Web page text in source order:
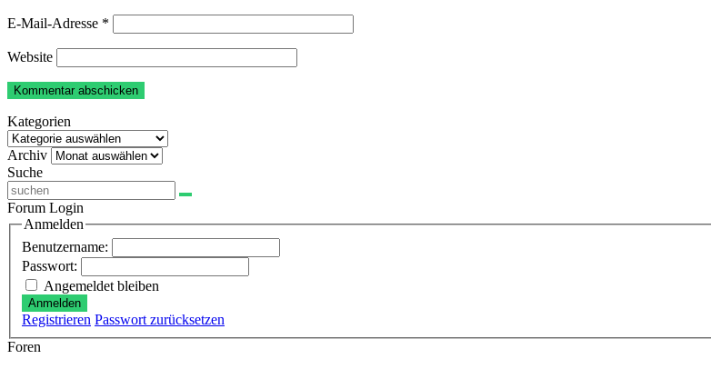
E-Mail-Adresse *
Website
Kategorien
Kategorien
Archiv Archiv
Suche
Forum Login
Anmelden
Benutzername:
Passwort:
Angemeldet bleiben
Anmelden
Registrieren Passwort zurücksetzen
Foren